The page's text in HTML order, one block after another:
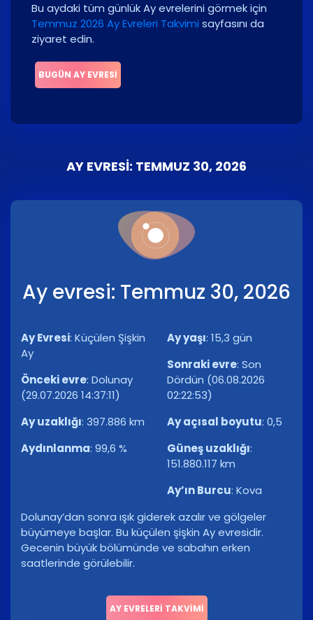
Bu aydaki tüm günlük Ay evrelerini görmek için
Temmuz 2026 Ay Evreleri Takvimi sayfasını da
ziyaret edin.
BUGÜN AY EVRESI
AY EVRESI: TEMMUZ 30, 2026
Ay evresi: Temmuz 30, 2026
Ay Evresi: Küçülen Şişkin
Ay
Önceki evre: Dolunay
(29.07.2026 14:37:11)
Ay uzaklığı: 397.886 km
Aydınlanma: 99,6 %
Ay yaşı: 15,3 gün
Sonraki evre: Son
Dördün (06.08.2026
02:22:53)
Ay açısal boyutu: 0,5
Güneş uzaklığı:
151.880.117 km
Ay’ın Burcu: Kova
Dolunay’dan sonra ışık giderek azalır ve gölgeler
büyümeye başlar. Bu küçülen şişkin Ay evresidir.
Gecenin büyük bölümünde ve sabahın erken
saatlerinde görülebilir.
AY EVRELERI TAKVIMI